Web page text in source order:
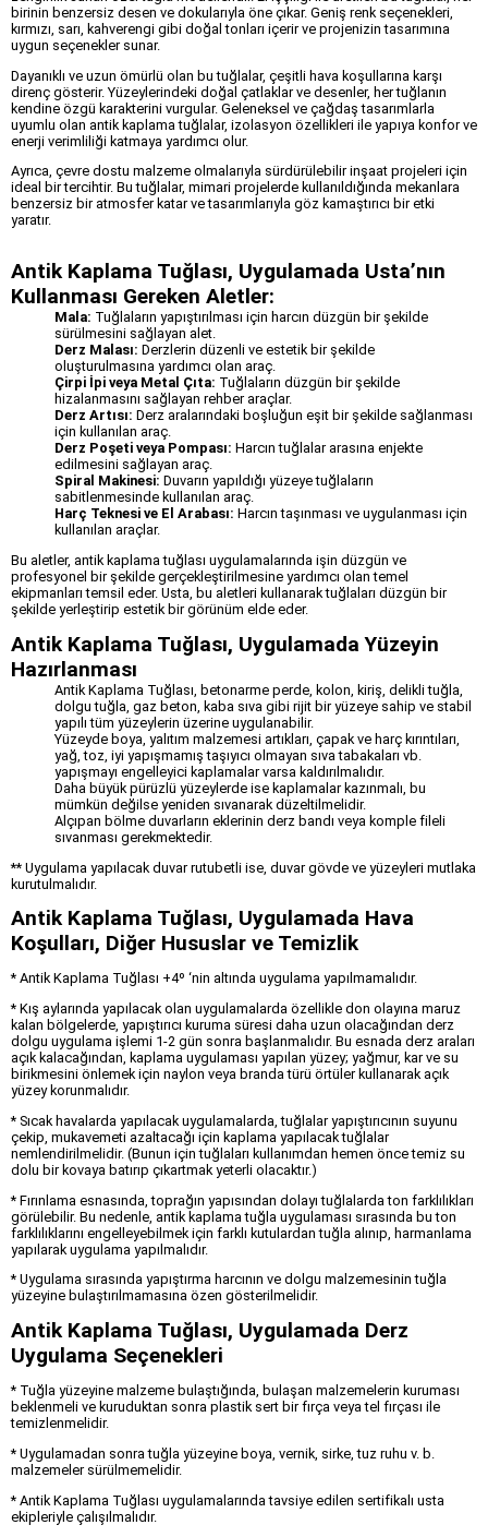
birinin benzersiz desen ve dokularıyla öne çıkar. Geniş renk seçenekleri,
kırmızı, sarı, kahverengi gibi doğal tonları içerir ve projenizin tasarımına
uygun seçenekler sunar.
Dayanıklı ve uzun ömürlü olan bu tuğlalar, çeşitli hava koşullarına karşı
direnç gösterir. Yüzeylerindeki doğal çatlaklar ve desenler, her tuğlanın
kendine özgü karakterini vurgular. Geleneksel ve çağdaş tasarımlarla
uyumlu olan antik kaplama tuğlalar, izolasyon özellikleri ile yapıya konfor ve
enerji verimliliği katmaya yardımcı olur.
Ayrıca, çevre dostu malzeme olmalarıyla sürdürülebilir inşaat projeleri için
ideal bir tercihtir. Bu tuğlalar, mimari projelerde kullanıldığında mekanlara
benzersiz bir atmosfer katar ve tasarımlarıyla göz kamaştırıcı bir etki
yaratır.
Antik Kaplama Tuğlası, Uygulamada Usta’nın
Kullanması Gereken Aletler:
Mala: Tuğlaların yapıştırılması için harcın düzgün bir şekilde
sürülmesini sağlayan alet.
Derz Malası: Derzlerin düzenli ve estetik bir şekilde
oluşturulmasına yardımcı olan araç.
Çirpi İpi veya Metal Çıta: Tuğlaların düzgün bir şekilde
hizalanmasını sağlayan rehber araçlar.
Derz Artısı: Derz aralarındaki boşluğun eşit bir şekilde sağlanması
için kullanılan araç.
Derz Poşeti veya Pompası: Harcın tuğlalar arasına enjekte
edilmesini sağlayan araç.
Spiral Makinesi: Duvarın yapıldığı yüzeye tuğlaların
sabitlenmesinde kullanılan araç.
Harç Teknesi ve El Arabası: Harcın taşınması ve uygulanması için
kullanılan araçlar.
Bu aletler, antik kaplama tuğlası uygulamalarında işin düzgün ve
profesyonel bir şekilde gerçekleştirilmesine yardımcı olan temel
ekipmanları temsil eder. Usta, bu aletleri kullanarak tuğlaları düzgün bir
şekilde yerleştirip estetik bir görünüm elde eder.
Antik Kaplama Tuğlası, Uygulamada Yüzeyin
Hazırlanması
Antik Kaplama Tuğlası, betonarme perde, kolon, kiriş, delikli tuğla,
dolgu tuğla, gaz beton, kaba sıva gibi rijit bir yüzeye sahip ve stabil
yapılı tüm yüzeylerin üzerine uygulanabilir.
Yüzeyde boya, yalıtım malzemesi artıkları, çapak ve harç kırıntıları,
yağ, toz, iyi yapışmamış taşıyıcı olmayan sıva tabakaları vb.
yapışmayı engelleyici kaplamalar varsa kaldırılmalıdır.
Daha büyük pürüzlü yüzeylerde ise kaplamalar kazınmalı, bu
mümkün değilse yeniden sıvanarak düzeltilmelidir.
Alçıpan bölme duvarların eklerinin derz bandı veya komple fileli
sıvanması gerekmektedir.
** Uygulama yapılacak duvar rutubetli ise, duvar gövde ve yüzeyleri mutlaka
kurutulmalıdır.
Antik Kaplama Tuğlası, Uygulamada Hava
Koşulları, Diğer Hususlar ve Temizlik
* Antik Kaplama Tuğlası +4º ‘nin altında uygulama yapılmamalıdır.
* Kış aylarında yapılacak olan uygulamalarda özellikle don olayına maruz
kalan bölgelerde, yapıştırıcı kuruma süresi daha uzun olacağından derz
dolgu uygulama işlemi 1-2 gün sonra başlanmalıdır. Bu esnada derz araları
açık kalacağından, kaplama uygulaması yapılan yüzey; yağmur, kar ve su
birikmesini önlemek için naylon veya branda türü örtüler kullanarak açık
yüzey korunmalıdır.
* Sıcak havalarda yapılacak uygulamalarda, tuğlalar yapıştırıcının suyunu
çekip, mukavemeti azaltacağı için kaplama yapılacak tuğlalar
nemlendirilmelidir. (Bunun için tuğlaları kullanımdan hemen önce temiz su
dolu bir kovaya batırıp çıkartmak yeterli olacaktır.)
* Fırınlama esnasında, toprağın yapısından dolayı tuğlalarda ton farklılıkları
görülebilir. Bu nedenle, antik kaplama tuğla uygulaması sırasında bu ton
farklılıklarını engelleyebilmek için farklı kutulardan tuğla alınıp, harmanlama
yapılarak uygulama yapılmalıdır.
* Uygulama sırasında yapıştırma harcının ve dolgu malzemesinin tuğla
yüzeyine bulaştırılmamasına özen gösterilmelidir.
Antik Kaplama Tuğlası, Uygulamada Derz
Uygulama Seçenekleri
* Tuğla yüzeyine malzeme bulaştığında, bulaşan malzemelerin kuruması
beklenmeli ve kuruduktan sonra plastik sert bir fırça veya tel fırçası ile
temizlenmelidir.
* Uygulamadan sonra tuğla yüzeyine boya, vernik, sirke, tuz ruhu v. b.
malzemeler sürülmemelidir.
* Antik Kaplama Tuğlası uygulamalarında tavsiye edilen sertifikalı usta
ekipleriyle çalışılmalıdır.